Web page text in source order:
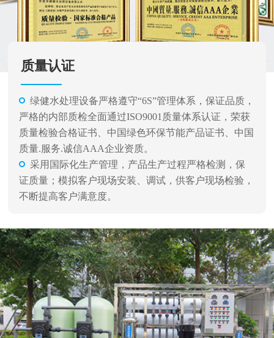
质量认证
绿健水处理设备严格遵守“6S”管理体系，保证品质，
严格的内部质检全面通过ISO9001质量体系认证，荣获
质量检验合格证书、中国绿色环保节能产品证书、中国
质量.服务.诚信AAA企业资质。
采用国际化生产管理，产品生产过程严格检测，保
证质量；模拟客户现场安装、调试，供客户现场检验，
不断提高客户满意度。